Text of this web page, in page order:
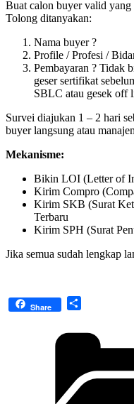
Buat calon buyer valid yang
Tolong ditanyakan:
Nama buyer ?
Profile / Profesi /
Pembayaran ? Tidak
geser sertifikat
SBLC atau gesek off
Survei diajukan 1 – 2 hari
buyer langsung atau
Mekanisme:
Bikin LOI (Letter of
Kirim Compro
Kirim SKB (Surat
Terbaru
Kirim SPH (Surat
Jika semua sudah lengkap
Share